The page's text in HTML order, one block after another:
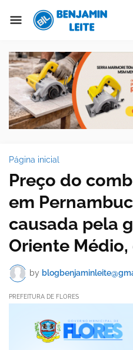
Página inicial
Preço do
em
causada pela
Oriente
by
PREFEITURA DE FLORES